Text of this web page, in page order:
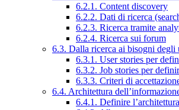
6.2.1. Content discovery
6.2.2. Dati di ricerca
6.2.3. Ricerca tramite
6.2.4. Ricerca sui forum
6.3. Dalla ricerca ai bisogni degli
6.3.1. User stories per
6.3.2. Job stories per
6.3.3. Criteri di
6.4. Architettura
6.4.1. Definire